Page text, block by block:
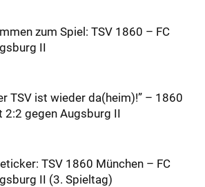
zum Spiel: TSV 1860 – FC
II
TSV ist wieder da(heim)!” – 1860
2:2 gegen Augsburg II
TSV 1860 München – FC
II (3. Spieltag)